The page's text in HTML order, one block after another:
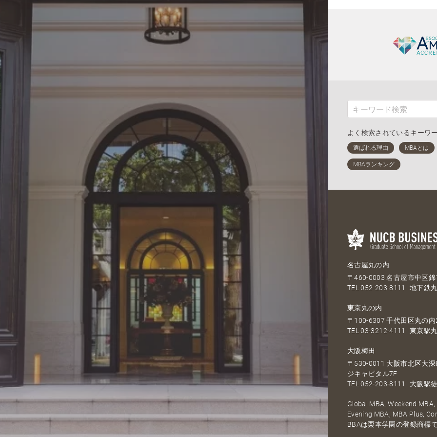
よく検索されているキーワ
名古屋丸の内
〒460-0003 名古屋市中区
TEL052-203-8111 地下鉄
東京丸の内
〒100-6307 千代田区丸の
TEL03-3212-4111 東京駅
大阪梅田
〒530-0011 大阪市北区大
ジキャピタル7F
TEL052-203-8111 大阪駅
Global MBA, Weekend
Evening MBA, MBA Plus,
BBAは栗本学園の登録商標